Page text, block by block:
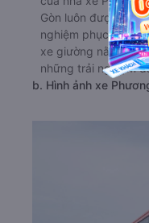
Gòn luôn được đào
nghiệm phục vụ
xe giường nằm
những trải nghiệm
b. Hình ảnh xe